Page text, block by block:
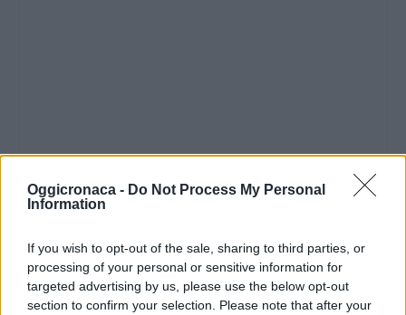
Oggicronaca - Do Not Process My Personal
Information
If you wish to opt-out of the sale, sharing to third parties, or
processing of your personal or sensitive information for
targeted advertising by us, please use the below opt-out
section to confirm your selection. Please note that after your